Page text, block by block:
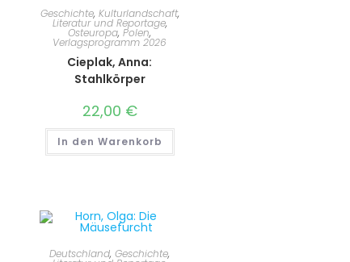
Geschichte, Kulturlandschaft,
Literatur und Reportage,
Osteuropa,Polen,
Verlagsprogramm 2026
Cieplak, Anna:
Stahlkörper
22,00 €
In den Warenkorb
Deutschland,Geschichte,